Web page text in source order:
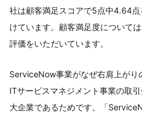
社は顧客満足スコアで5点中4.64
けています。顧客満足度について
評価をいただいています。
ServiceNow事業がなぜ右肩上がり
ITサービスマネジメント事業の取
大企業であるためです。「